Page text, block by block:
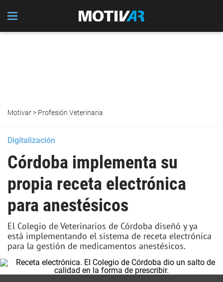
Motivar> Profesión Veterinaria
Digitalización
Córdoba implementa su
propia receta electrónica
para anestésicos
El Colegio de Veterinarios de Córdoba diseñó y ya
está implementando el sistema de receta electrónica
para la gestión de medicamentos anestésicos.